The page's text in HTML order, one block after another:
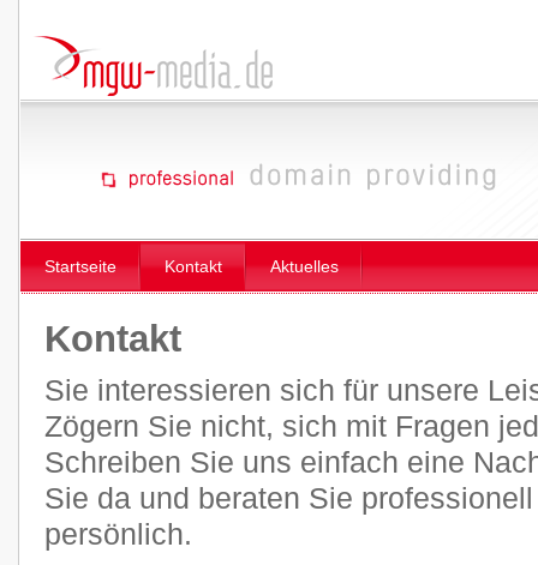
Startseite Kontakt Aktuelles
Kontakt
Sie interessieren sich für unsere
Zögern Sie nicht, sich mit Fragen
Schreiben Sie uns einfach eine
Sie da und beraten Sie
persönlich.